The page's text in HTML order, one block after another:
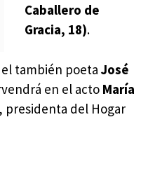
Caballero de
Gracia, 18).
el también poetaJosé
en el acto María
, presidenta del Hogar